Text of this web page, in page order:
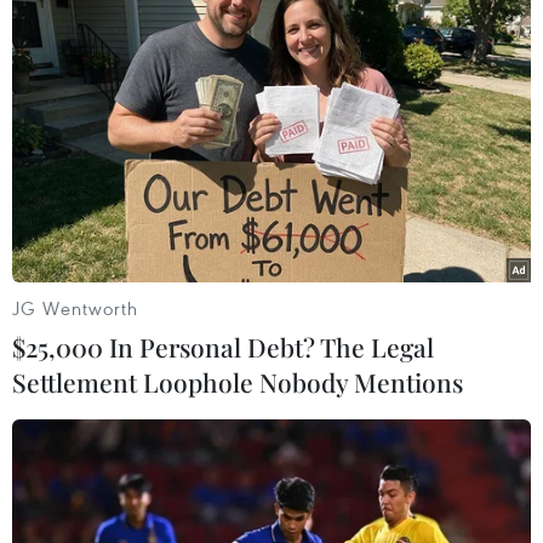
Sterling chính thức lập kỷ lục và sẽ cùng
Man City đến Mỹ Đình
15/07/2015 02:29
Manchester City đã chính thức chiêu mộ thành công tiền
JG Wentworth
$25,000 In Personal Debt? The Legal
Settlement Loophole Nobody Mentions